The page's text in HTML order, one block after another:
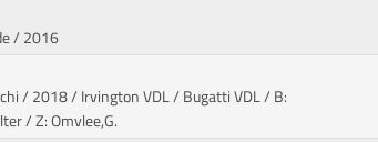
/ 2016
/ 2018 / Irvington VDL / Bugatti VDL/ B:
/ Z: Omvlee,G.